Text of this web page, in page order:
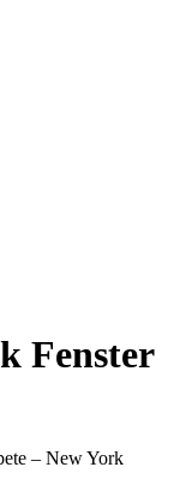
Fenster
– New York